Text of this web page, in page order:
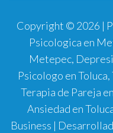
Copyright © 2026 |
Psicologica en
Metepec,
Psicologo en
Terapia de Pareja
Ansiedad en
Business |